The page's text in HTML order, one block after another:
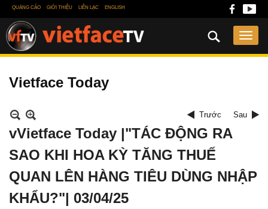
QUẢNG CÁO GIỚI THIỆU LIÊN LẠC ENGLISH
Vietface Today
Trước Sau
vVietface Today |"TÁC ĐỘNG RA
SAO KHI HOA KỲ TĂNG THUẾ
QUAN LÊN HÀNG TIÊU DÙNG NHẬP
KHẨU?"| 03/04/25